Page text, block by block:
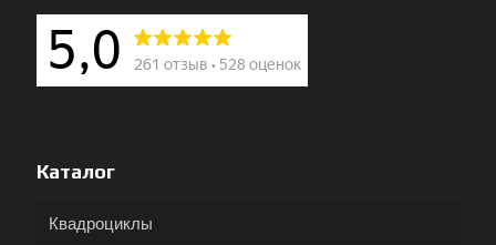
Каталог
Квадроциклы